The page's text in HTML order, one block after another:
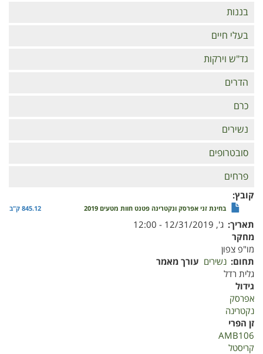
בננות
בעלי חיים
גד"ש וירקות
הדרים
כרם
נשירים
סובטרופים
פרחים
קובץ
בחינת זני אפרסק ונקטרינה פטנט חוות מטעים 2019 845.12 ק"ב
תאריך ג', 12/31/2019 - 12:00
מחקר
מו"פ צפון
תחום נשירים עורך מאמר
גלית רדל
גידול
אפרסק
נקטרינה
זן הפרי
AMB106
קריסטל